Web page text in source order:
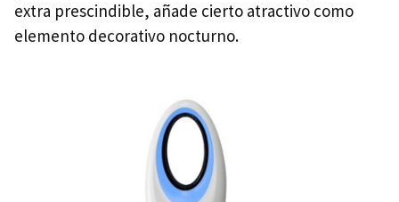
extra prescindible, añade cierto atractivo como
elemento decorativo nocturno.